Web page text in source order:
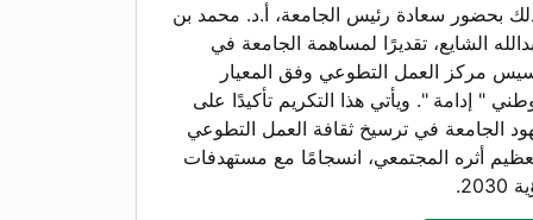
بحضور سعادة رئيس الجامعة، أ.د. محمد بن
الشايع، تقديرًا لمساهمة الجامعة في
مركز العمل التطوعي وفق المعيار
" إدامة ". ويأتي هذا التكريم تأكيدًا على
الجامعة في ترسيخ ثقافة العمل التطوعي
أثره المجتمعي، انسجامًا مع مستهدفات